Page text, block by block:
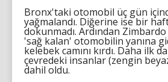
Bronx'taki otomobil üç gün
yağmalandı. Diğerine ise bir
dokunmadı. Ardından
'sağ kalan' otomobilin yanına
kelebek camını kırdı. Daha ilk
çevredeki insanlar (zengin
dahil oldu.